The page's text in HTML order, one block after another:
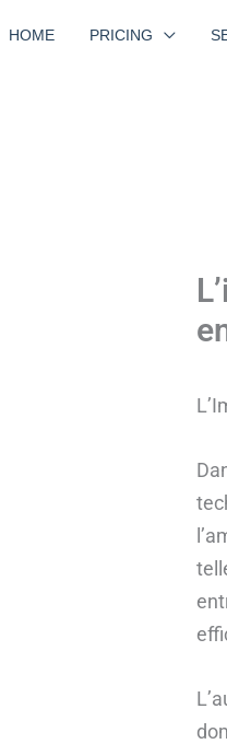
HOME PRICING